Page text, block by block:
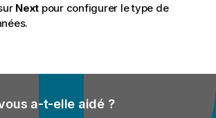
Next pour configurer le type de
a-t-elle aidé ?